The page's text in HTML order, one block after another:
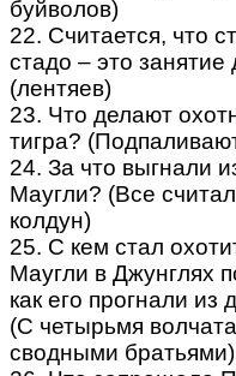
буйволов)
22. Считается, что
стадо – это
(лентяев)
23. Что делают
тигра?
24. За что выгнали
Маугли? (Все
колдун)
25. С кем стал
Маугли в Джунглях
как его прогнали из
(С четырьмя
сводными братьями)